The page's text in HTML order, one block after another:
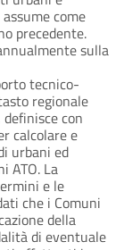
come
precedente.
sulla
tecnico-
regionale
definisce con
calcolare e
urbani ed
ATO. La
e le
che i Comuni
della
di eventuale